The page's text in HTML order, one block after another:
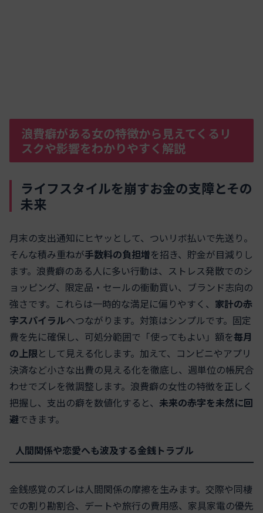
浪費癖がある女の特徴から見えてくるリ
スクや影響をわかりやすく解説
ライフスタイルを崩すお金の支障とその
未来
月末の支出通知にヒヤッとして、ついリボ払いで先送り。
そんな積み重ねが手数料の負担増を招き、貯金が目減りし
ます。浪費癖のある人に多い行動は、ストレス発散でのシ
ョッピング、限定品・セールの衝動買い、ブランド志向の
強さです。これらは一時的な満足に偏りやすく、 家計の赤
字スパイラルへつながります。対策はシンプルです。固定
費を先に確保し、可処分範囲で「使ってもよい」額を毎月
の上限として見える化します。加えて、コンビニやアプリ
決済など小さな出費の見える化を徹底し、週単位の帳尻合
わせでズレを微調整します。浪費癖の女性の特徴を正しく
把握し、支出の癖を数値化すると、 未来の赤字を未然に回
避できます。
人間関係や恋愛へも波及する金銭トラブル
金銭感覚のズレは人間関係の摩擦を生みます。交際や同棲
での割り勘割合、デートや旅行の費用感、家具家電の優先